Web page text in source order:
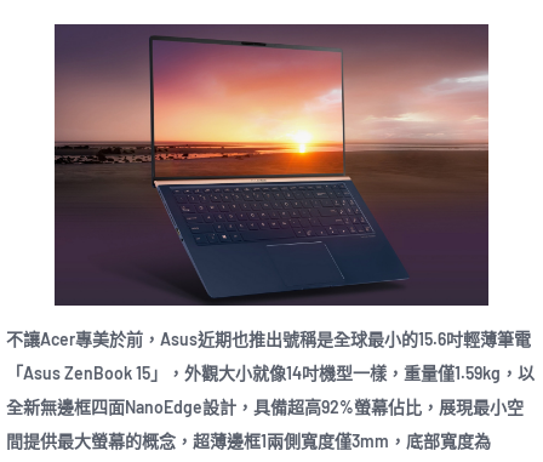
不讓Acer專美於前，Asus近期也推出號稱是全球最小的15.6吋輕薄筆電
「Asus ZenBook 15」，外觀大小就像14吋機型一樣，重量僅1.59kg，以
全新無邊框四面NanoEdge設計，具備超高92%螢幕佔比，展現最小空
間提供最大螢幕的概念，超薄邊框1兩側寬度僅3mm，底部寬度為